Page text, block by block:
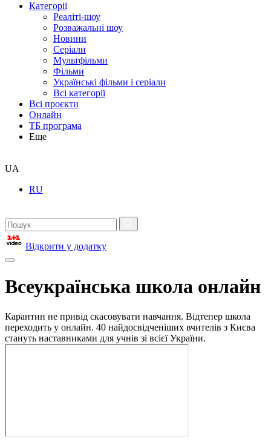
Категорії
Реаліті-шоу
Розважальні шоу
Новини
Серіали
Мультфільми
Фільми
Українські фільми і серіали
Всі категорії
Всі проєкти
Онлайн
ТБ програма
Еще
UA
RU
Відкрити у додатку
Всеукраїнська школа онлайн
Карантин не привід скасовувати навчання. Відтепер школа
переходить у онлайн. 40 найдосвідченіших вчителів з Києва
стануть наставниками для учнів зі всієї України.